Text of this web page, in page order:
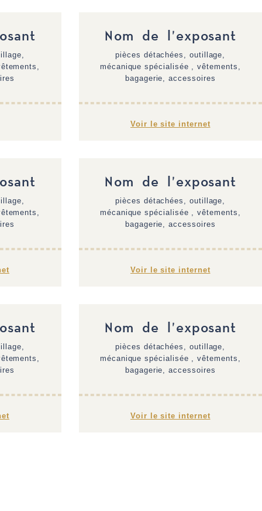
Nom de l'exposant
pièces détachées, outillage,
mécanique spécialisée , vêtements,
bagagerie, accessoires
Voir le site internet
Nom de l'exposant
pièces détachées, outillage,
mécanique spécialisée , vêtements,
bagagerie, accessoires
Voir le site internet
Nom de l'exposant
pièces détachées, outillage,
mécanique spécialisée , vêtements,
bagagerie, accessoires
Voir le site internet